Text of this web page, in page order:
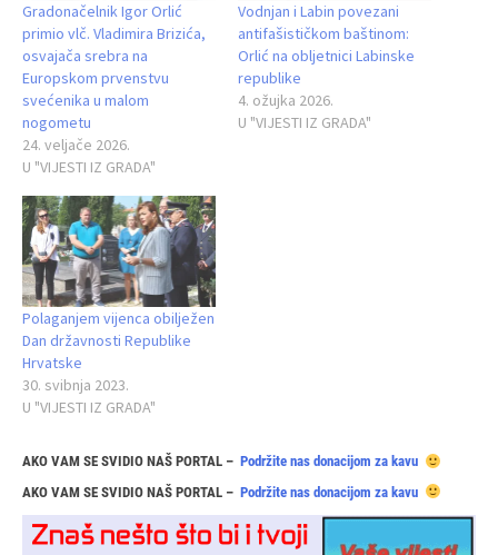
Gradonačelnik Igor Orlić
primio vlč. Vladimira Brizića,
osvajača srebra na
Europskom prvenstvu
svećenika u malom
nogometu
24. veljače 2026.
U "VIJESTI IZ GRADA"
Vodnjan i Labin povezani
antifašističkom baštinom:
Orlić na obljetnici Labinske
republike
4. ožujka 2026.
U "VIJESTI IZ GRADA"
Polaganjem vijenca obilježen
Dan državnosti Republike
Hrvatske
30. svibnja 2023.
U "VIJESTI IZ GRADA"
AKO VAM SE SVIDIO NAŠ PORTAL – Podržite nas donacijom za kavu
AKO VAM SE SVIDIO NAŠ PORTAL – Podržite nas donacijom za kavu